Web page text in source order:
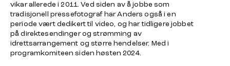
vikar allerede i 2011. Ved siden av å jobbe som
tradisjonell pressefotograf har Anders også i en
periode vært dedikert til video, og har tidligere jobbet
på direktesendinger og strømming av
idrettsarrangement og større hendelser. Med i
programkomiteen siden høsten 2024.